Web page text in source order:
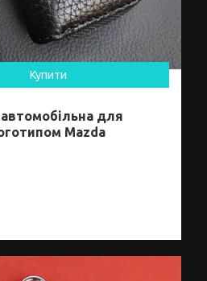
Купити
для
Mazda